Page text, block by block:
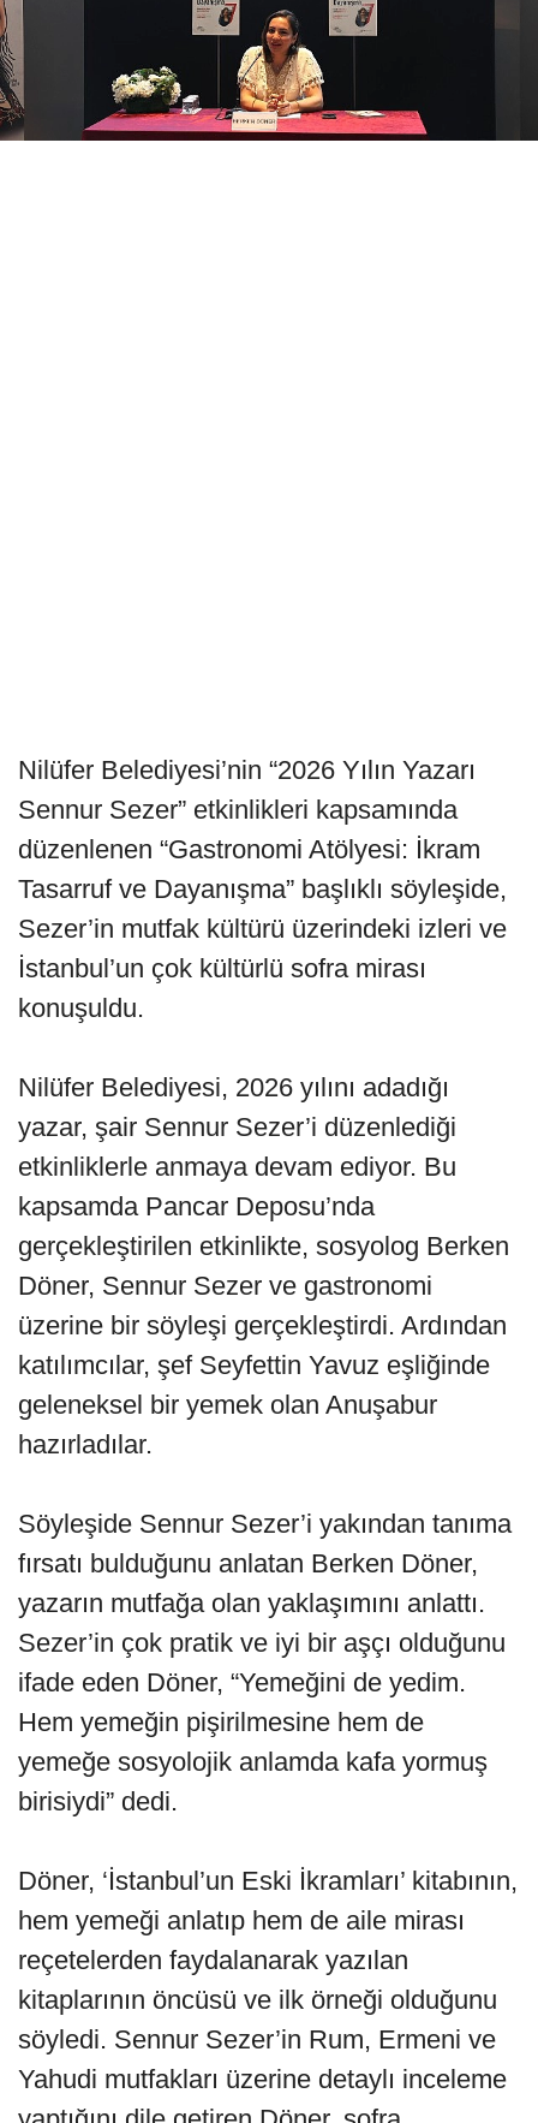
Nilüfer Belediyesi’nin “2026 Yılın Yazarı
Sennur Sezer” etkinlikleri kapsamında
düzenlenen “Gastronomi Atölyesi: İkram
Tasarruf ve Dayanışma” başlıklı söyleşide,
Sezer’in mutfak kültürü üzerindeki izleri ve
İstanbul’un çok kültürlü sofra mirası
konuşuldu.
Nilüfer Belediyesi, 2026 yılını adadığı
yazar, şair Sennur Sezer’i düzenlediği
etkinliklerle anmaya devam ediyor. Bu
kapsamda Pancar Deposu’nda
gerçekleştirilen etkinlikte, sosyolog Berken
Döner, Sennur Sezer ve gastronomi
üzerine bir söyleşi gerçekleştirdi. Ardından
katılımcılar, şef Seyfettin Yavuz eşliğinde
geleneksel bir yemek olan Anuşabur
hazırladılar.
Söyleşide Sennur Sezer’i yakından tanıma
fırsatı bulduğunu anlatan Berken Döner,
yazarın mutfağa olan yaklaşımını anlattı.
Sezer’in çok pratik ve iyi bir aşçı olduğunu
ifade eden Döner, “Yemeğini de yedim.
Hem yemeğin pişirilmesine hem de
yemeğe sosyolojik anlamda kafa yormuş
birisiydi” dedi.
Döner, ‘İstanbul’un Eski İkramları’ kitabının,
hem yemeği anlatıp hem de aile mirası
reçetelerden faydalanarak yazılan
kitaplarının öncüsü ve ilk örneği olduğunu
söyledi. Sennur Sezer’in Rum, Ermeni ve
Yahudi mutfakları üzerine detaylı inceleme